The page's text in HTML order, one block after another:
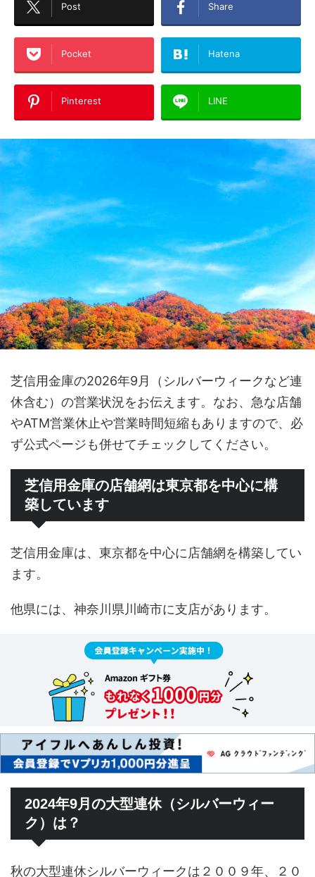
Post Share
Pocket Hatena
Pinterest LINE
芝信用金庫の2026年9月（シルバーウィークなど連
休含む）の営業状況をお伝えます。なお、急な店舗
やATM営業休止や営業時間短縮もありますので、必
ず公式ページも併せてチェックしてください。
芝信用金庫の店舗網は東京都を中心に構
築しています
芝信用金庫は、東京都を中心に店舗網を構築してい
ます。
他県には、神奈川県川崎市に支店があります。
2024年9月の大型連休（シルバーウィー
ク）は？
秋の大型連休シルバーウィークは２００９年、２０